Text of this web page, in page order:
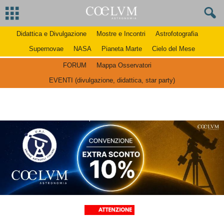
Didattica e Divulgazione Mostre e Incontri
Astrofotografia
Supernovae
NASA Pianeta Marte Cielo del Mese
FORUM
Mappa Osservatori
EVENTI (divulgazione, didattica, star party)